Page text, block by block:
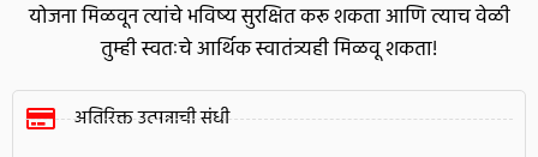
योजना मिळवून त्यांचे भविष्य सुरक्षित करू शकता आणि त्याच वेळी
तुम्ही स्वतःचे आर्थिक स्वातंत्र्यही मिळवू शकता!
अतिरिक्त उत्पन्नाची संधी